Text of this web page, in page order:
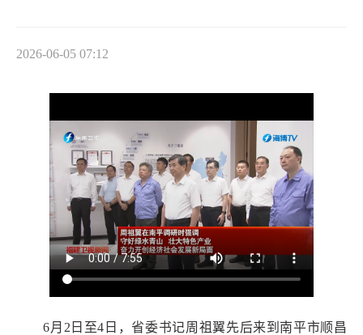
2026-06-05 07:12
6月2日至4日，省委书记周祖翼先后来到南平市顺昌